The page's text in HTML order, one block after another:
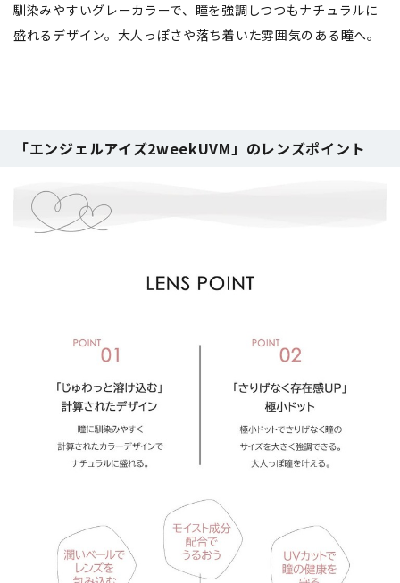
馴染みやすいグレーカラーで、瞳を強調しつつもナチュラルに
盛れるデザイン。大人っぽさや落ち着いた雰囲気のある瞳へ。
「エンジェルアイズ2weekUVM」のレンズポイント